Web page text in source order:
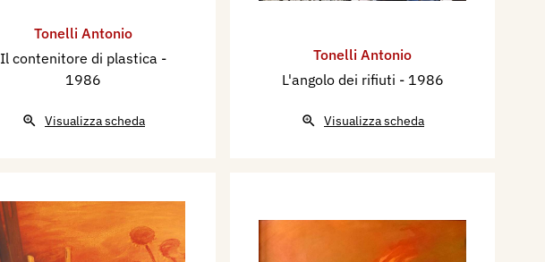
Tonelli Antonio
Il contenitore di plastica -
1986
Visualizza scheda
Tonelli Antonio
L'angolo dei rifiuti - 1986
Visualizza scheda